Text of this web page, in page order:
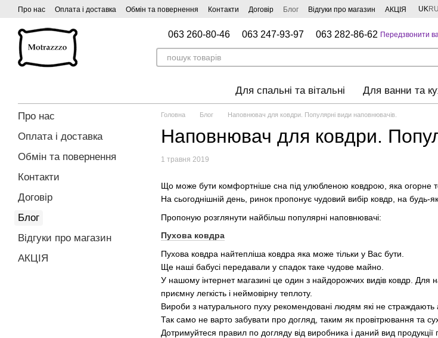
Перейти до основного контенту
Про нас Оплата і доставка Обмін та повернення Контакти Договір Блог Відгуки про магазин АКЦІЯ UKRU
063 260-80-46 063 247-93-97 063 282-86-62 Передзвонити
Для спальні та вітальні Для ванни та
Головна Блог Наповнювач для ковдри. Популярні види наповнювачів.
Наповнювач для ковдри.
1 травня 2019
Що може бути комфортніше сна під улюбленою ковдрою, яка огорне
На сьогоднішній день, ринок пропонує чудовий вибір ковдр, на будь-
Пропоную розглянути найбільш популярні наповнювачі:
Пухова ковдра
Пухова ковдра найтепліша ковдра яка може тільки у Вас бути.
Ще наші бабусі передавали у спадок таке чудове майно.
У нашому інтернет магазині це один з найдорожчих видів ковдр. Для
приємну легкість і неймовірну теплоту.
Вироби з натурального пуху рекомендовані людям які не страждають
Так само не варто забувати про догляд, таким як провітрювання та
Дотримуйтеся правил по догляду від виробника і даний вид
Про нас
Оплата і доставка
Обмін та повернення
Контакти
Договір
Блог
Відгуки про магазин
АКЦІЯ